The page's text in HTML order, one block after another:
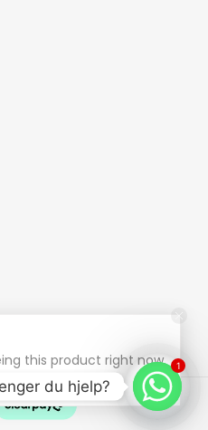
this product right now. 1
du hjelp?